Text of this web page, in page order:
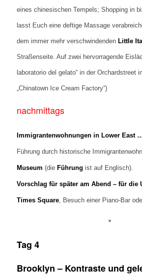
eines chinesischen Tempels; Shopping in
lasst Euch eine deftige Massage
dem immer mehr verschwindenden Little
Straßenseite. Auf zwei hervorragende
laboratorio del gelato“ in der Orchardstreet
„Chinatown Ice Cream Factory“)
nachmittags
Immigrantenwohnungen in Lower East
Führung durch historische
Museum (die Führung ist auf Englisch).
Vorschlag für später am Abend – für die
Times Square, Besuch einer Piano-Bar
*
Tag 4
Brooklyn – Kontraste und